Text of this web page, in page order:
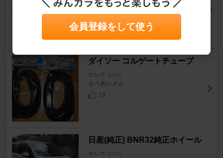
MAD-Kさん
11
ダイソー コルゲートチューブ
セレナ [C25]
るーあいさん
19
日産(純正) BNR32純正ホイール
セレナ [C25]
会員登録をして使う